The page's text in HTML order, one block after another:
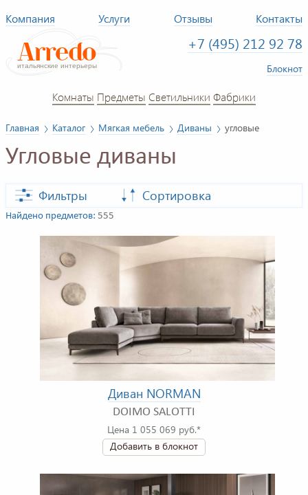
Компания Услуги Отзывы Контакты
+7 (495) 212 92 78
Блокнот
Комнаты Предметы Светильники Фабрики
Главная Каталог Мягкая мебель Диваны угловые
Угловые диваны
Фильтры Сортировка
Найдено предметов: 555
Диван NORMAN
DOIMO SALOTTI
Цена 1 055 069 руб.*
Добавить в блокнот